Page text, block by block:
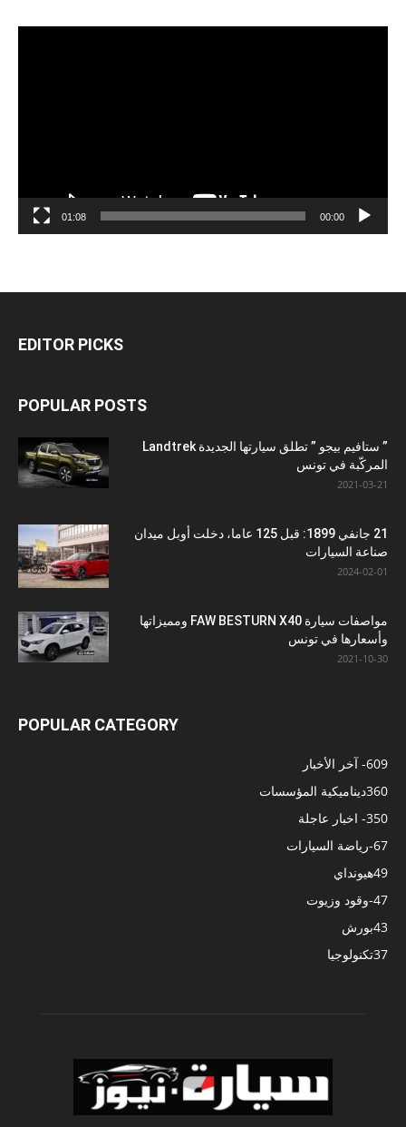
00:00
01:08
EDITOR PICKS
POPULAR POSTS
” ستافيم بيجو ” تطلق سيارتها الجديدة Landtrek
المركّبة في تونس
2021-03-21
21 جانفي 1899: قبل 125 عاما، دخلت أوبل ميدان
صناعة السيارات
2024-02-01
مواصفات سيارة FAW BESTURN X40 ومميزاتها
وأسعارها في تونس
2021-10-30
POPULAR CATEGORY
- آخر الأخبار609
ديناميكية المؤسسات360
- اخبار عاجلة350
-رياضة السيارات67
هيونداي49
-وقود وزيوت47
بورش43
تكنولوجيا37